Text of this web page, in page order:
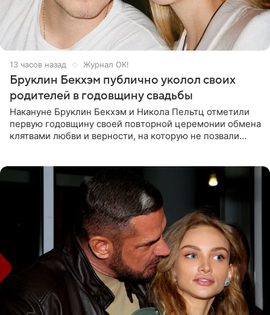
13 часов назад Журнал OK!
Бруклин Бекхэм публично уколол своих
родителей в годовщину свадьбы
Накануне Бруклин Бекхэм и Никола Пельтц отметили
первую годовщину своей повторной церемонии обмена
клятвами любви и верности, на которую не позвали